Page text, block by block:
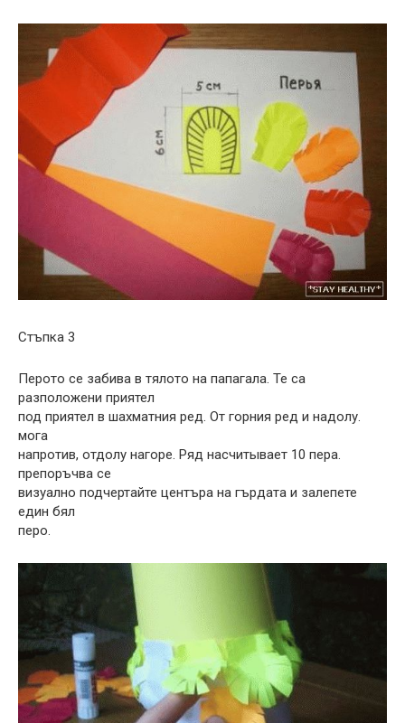
Стъпка 3
Перото се забива в тялото на папагала. Те са
разположени приятел
под приятел в шахматния ред. От горния ред и надолу.
мога
напротив, отдолу нагоре. Ряд насчитывает 10 пера.
препоръчва се
визуално подчертайте центъра на гърдата и залепете
един бял
перо.